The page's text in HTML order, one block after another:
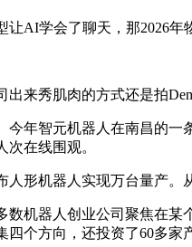
让AI学会了聊天，那2026年
出来秀肌肉的方式还是拍
今年智元机器人在南昌的
在线围观。
人形机器人实现万台量产。
数机器人创业公司聚焦在
个方向，还投资了60多家